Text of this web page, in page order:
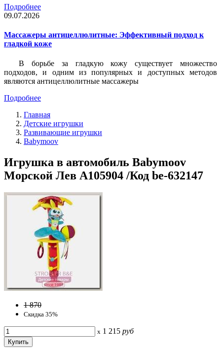
Подробнее
09.07.2026
Массажеры антицеллюлитные: Эффективный подход к
гладкой коже
В борьбе за гладкую кожу существует множество
подходов, и одним из популярных и доступных методов
являются антицеллюлитные массажеры
Подробнее
Главная
Детские игрушки
Развивающие игрушки
Babymoov
Игрушка в автомобиль Babymoov
Морской Лев A105904 /Код be-632147
1 870
Скидка 35%
x 1 215 руб